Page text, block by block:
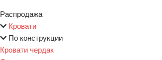
Распродажа
Кровати
По конструкции
Кровати чердак